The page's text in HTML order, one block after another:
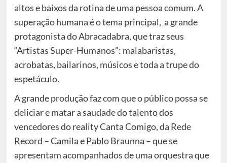
altos e baixos da rotina de uma pessoa comum. A
superação humana é o tema principal, a grande
protagonista do Abracadabra, que traz seus
“Artistas Super-Humanos”: malabaristas,
acrobatas, bailarinos, músicos e toda a trupe do
espetáculo.
A grande produção faz com que o público possa se
deliciar e matar a saudade do talento dos
vencedores do reality Canta Comigo, da Rede
Record – Camila e Pablo Braunna – que se
apresentam acompanhados de uma orquestra que